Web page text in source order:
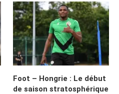
Foot – Hongrie : Le début
de saison stratosphérique